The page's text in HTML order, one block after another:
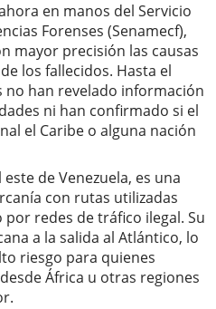
en manos del Servicio
Forenses (Senamecf),
mayor precisión las causas
los fallecidos. Hasta el
han revelado información
ni han confirmado si el
el Caribe o alguna nación
de Venezuela, es una
con rutas utilizadas
redes de tráfico ilegal. Su
a la salida al Atlántico, lo
riesgo para quienes
África u otras regiones